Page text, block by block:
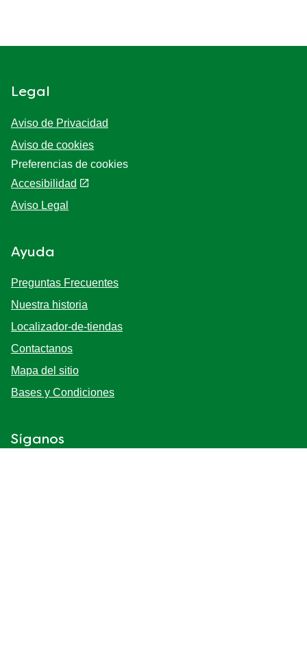
Legal
Aviso de Privacidad
Aviso de cookies
Preferencias de cookies
Accesibilidad
Aviso Legal
Ayuda
Preguntas Frecuentes
Nuestra historia
Localizador-de-tiendas
Contactanos
Mapa del sitio
Bases y Condiciones
Síganos